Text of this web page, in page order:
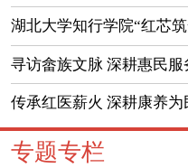
帮扶灵璧砂坝村十余载深
湖北大学知行学院“红芯
源 数智助振兴
寻访畲族文脉 深耕惠民服
传承红医薪火 深耕康养为
专题专栏